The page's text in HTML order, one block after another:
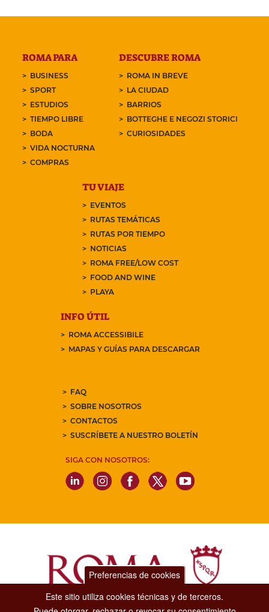
ROMA PARA
BUSINESS
SPORT
ESTUDIOS
TIEMPO LIBRE
BODA
VIDA NOCTURNA
COMPRAS
DESCUBRE ROMA
ROMA IN BREVE
LA CIUDAD
BARRIOS
BOTTEGHE E NEGOZI STORICI
CURIOSIDADES
TU VIAJE
EVENTOS
RUTAS TEMÁTICAS
RUTAS POR TIEMPO
NOTICIAS
ROMA FREE/LOW COST
FOOD AND WINE
PLAYA
INFO ÚTIL
ROMA ACCESSIBILE
MAPAS Y GUÍAS PARA DESCARGAR
FAQ
SOBRE NOSOTROS
CONTACTOS
SUSCRÍBETE A NUESTRO BOLETÍN
SIGA CON NOSOTROS:
Preferencias de cookies
Este sitio utiliza cookies técnicas y de terceros.